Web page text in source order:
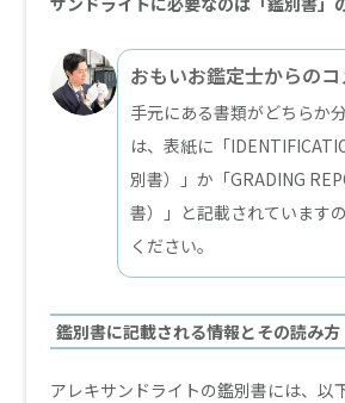
おもいお鑑定士からのコ
手元にある書類がどちらか
は、表紙に「
別書）」か「GRADING
書）」と記載されています
ください。
鑑別書に記載される情報とその読み方
アレキサンドライトの鑑別書には、以